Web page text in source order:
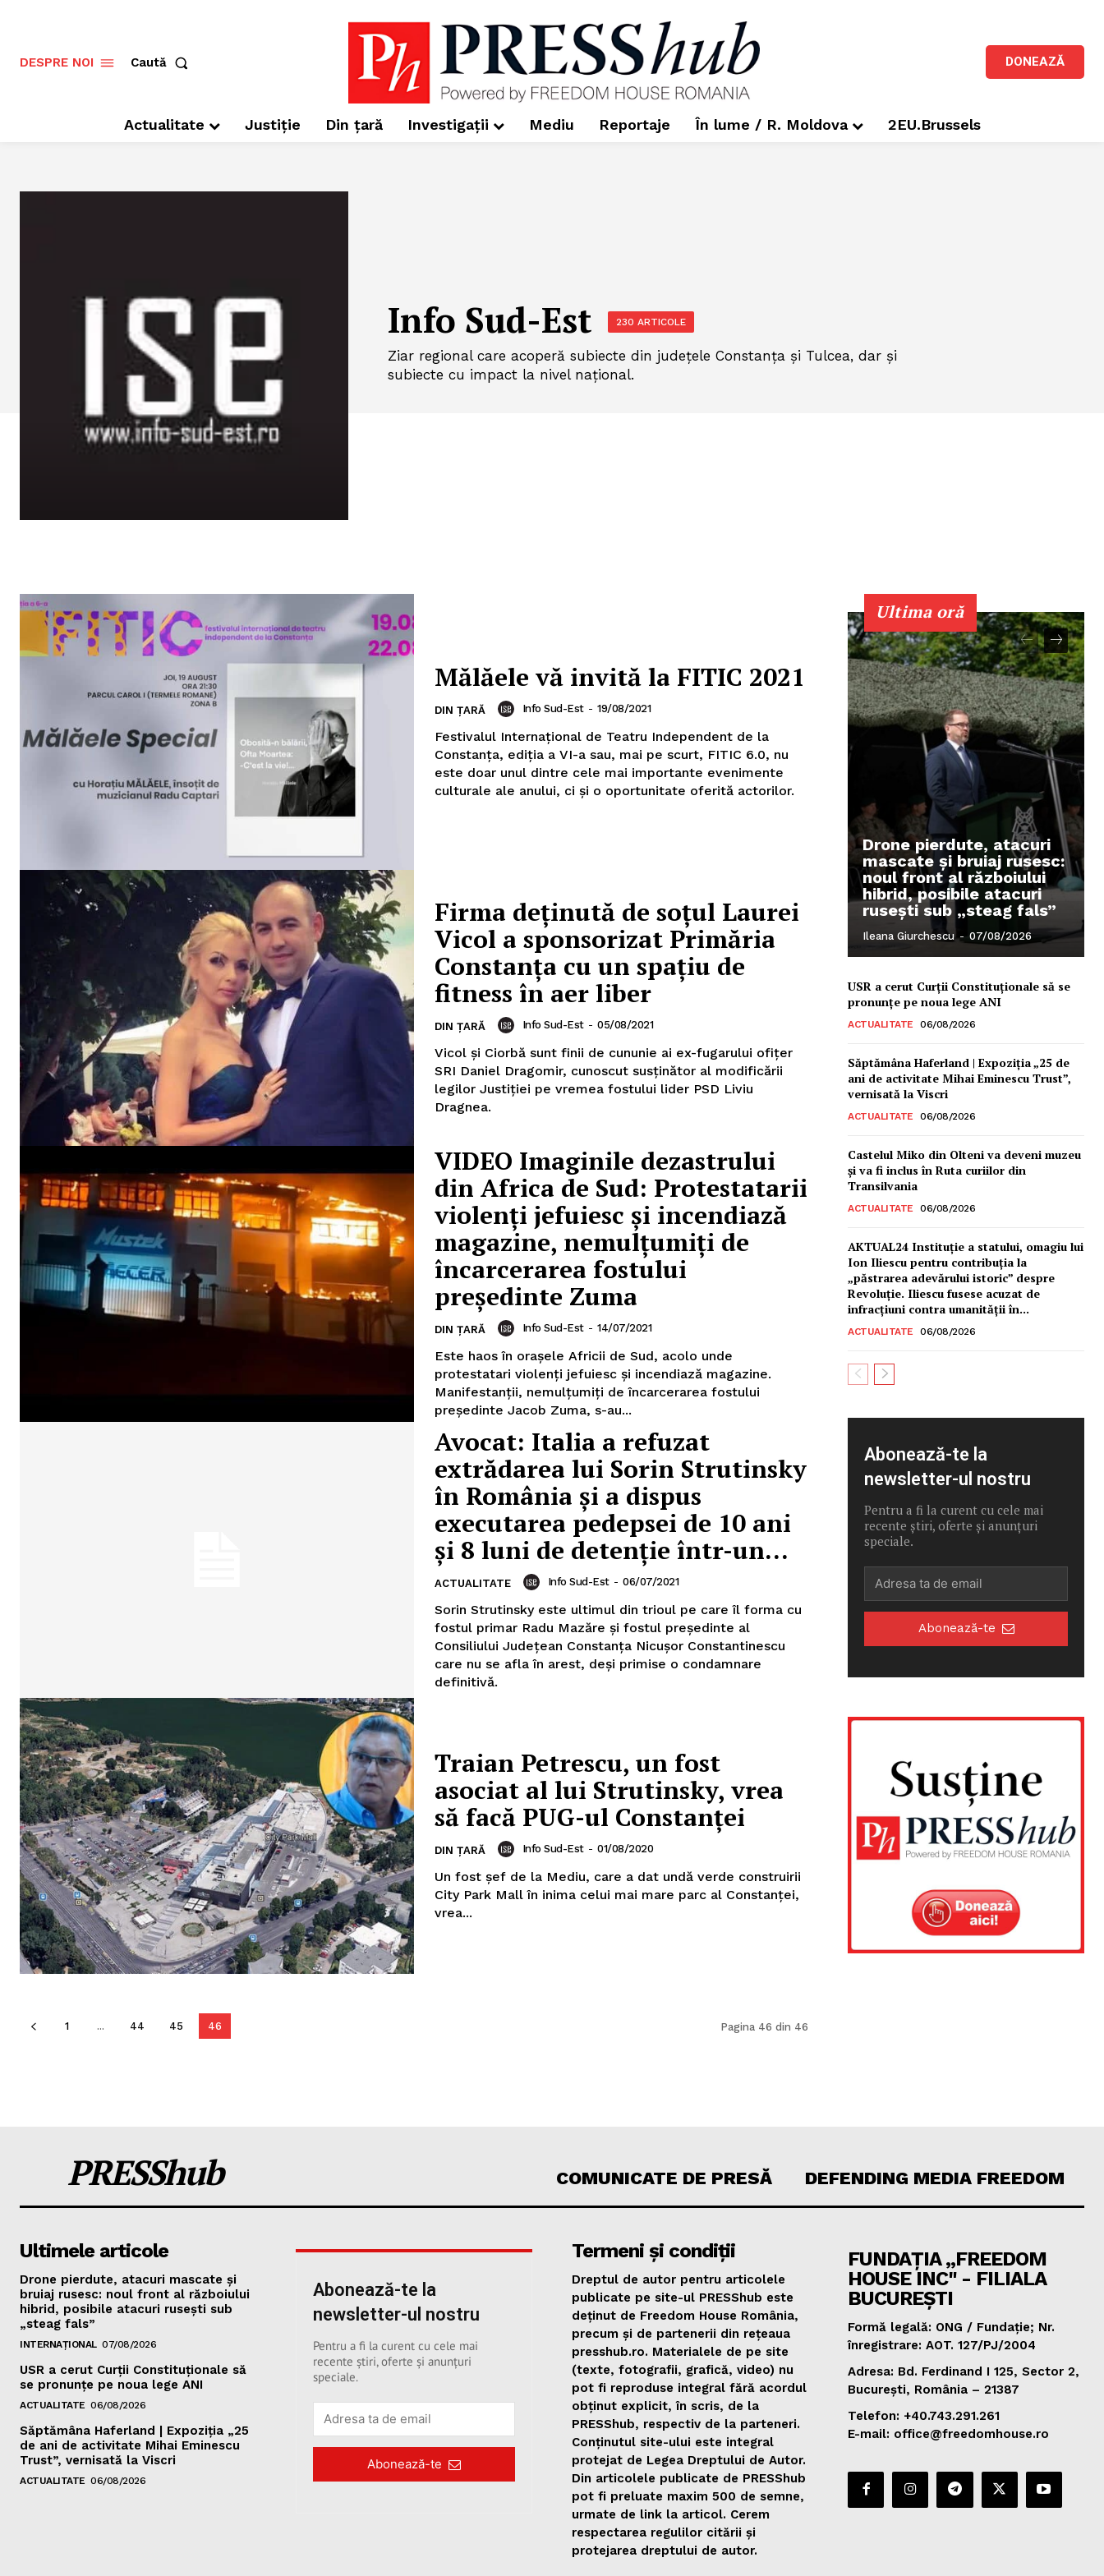
FREEDOM HOUSE
PRESShub
Proiecte editoriale
Rețea
Contact
DESPRE NOI Caută DONEAZĂ
Actualitate Justiție Din țară Investigații Mediu Reportaje În lume / R. Moldova 2EU.Brussels
Info Sud-Est 230 ARTICOLE
Ziar regional care acoperă subiecte din județele Constanța și Tulcea, dar și
subiecte cu impact la nivel național.
Mălăele vă invită la FITIC 2021
DIN ȚARĂ Info Sud-Est - 19/08/2021
Festivalul Internaţional de Teatru Independent de la
Constanţa, ediţia a VI-a sau, mai pe scurt, FITIC 6.0, nu
este doar unul dintre cele mai importante evenimente
culturale ale anului, ci şi o oportunitate oferită actorilor.
Firma deținută de soțul Laurei
Vicol a sponsorizat Primăria
Constanța cu un spațiu de
fitness în aer liber
DIN ȚARĂ Info Sud-Est - 05/08/2021
Vicol și Ciorbă sunt finii de cununie ai ex-fugarului ofițer
SRI Daniel Dragomir, cunoscut susținător al modificării
legilor Justiției pe vremea fostului lider PSD Liviu
Dragnea.
VIDEO Imaginile dezastrului
din Africa de Sud: Protestatarii
violenți jefuiesc și incendiază
magazine, nemulțumiți de
încarcerarea fostului
președinte Zuma
DIN ȚARĂ Info Sud-Est - 14/07/2021
Este haos în orașele Africii de Sud, acolo unde
protestatari violenți jefuiesc și incendiază magazine.
Manifestanții, nemulțumiți de încarcerarea fostului
președinte Jacob Zuma, s-au...
Avocat: Italia a refuzat
extrădarea lui Sorin Strutinsky
în România şi a dispus
executarea pedepsei de 10 ani
şi 8 luni de detenţie într-un...
ACTUALITATE Info Sud-Est - 06/07/2021
Sorin Strutinsky este ultimul din trioul pe care îl forma cu
fostul primar Radu Mazăre și fostul președinte al
Consiliului Județean Constanța Nicușor Constantinescu
care nu se afla în arest, deși primise o condamnare
definitivă.
Traian Petrescu, un fost
asociat al lui Strutinsky, vrea
să facă PUG-ul Constanței
DIN ȚARĂ Info Sud-Est - 01/08/2020
Un fost șef de la Mediu, care a dat undă verde construirii
City Park Mall în inima celui mai mare parc al Constanței,
vrea...
1 ... 44 45 46 Pagina 46 din 46
Ultima oră
Drone pierdute, atacuri
mascate și bruiaj rusesc:
noul front al războiului
hibrid, posibile atacuri
rusești sub „steag fals”
Ileana Giurchescu - 07/08/2026
USR a cerut Curții Constituționale să se
pronunțe pe noua lege ANI
ACTUALITATE 06/08/2026
Săptămâna Haferland | Expoziţia „25 de
ani de activitate Mihai Eminescu Trust”,
vernisată la Viscri
ACTUALITATE 06/08/2026
Castelul Miko din Olteni va deveni muzeu
şi va fi inclus în Ruta curiilor din
Transilvania
ACTUALITATE 06/08/2026
AKTUAL24 Instituție a statului, omagiu lui
Ion Iliescu pentru contribuția la
„păstrarea adevărului istoric” despre
Revoluție. Iliescu fusese acuzat de
infracțiuni contra umanității în...
ACTUALITATE 06/08/2026
Abonează-te la
newsletter-ul nostru
Pentru a fi la curent cu cele mai
recente știri, oferte și anunțuri
speciale.
Abonează-te
PRESShub COMUNICATE DE PRESĂ DEFENDING MEDIA FREEDOM
Ultimele articole
Drone pierdute, atacuri mascate și
bruiaj rusesc: noul front al războiului
hibrid, posibile atacuri rusești sub
„steag fals”
INTERNAȚIONAL 07/08/2026
USR a cerut Curții Constituționale să
se pronunțe pe noua lege ANI
ACTUALITATE 06/08/2026
Săptămâna Haferland | Expoziţia „25
de ani de activitate Mihai Eminescu
Trust”, vernisată la Viscri
ACTUALITATE 06/08/2026
Abonează-te la
newsletter-ul nostru
Pentru a fi la curent cu cele mai
recente știri, oferte și anunțuri
speciale.
Abonează-te
Termeni și condiții
Dreptul de autor pentru articolele
publicate pe site-ul PRESShub este
deținut de Freedom House România,
precum și de partenerii din rețeaua
presshub.ro. Materialele de pe site
(texte, fotografii, grafică, video) nu
pot fi reproduse integral fără acordul
obținut explicit, în scris, de la
PRESShub, respectiv de la parteneri.
Conținutul site-ului este integral
protejat de Legea Dreptului de Autor.
Din articolele publicate de PRESShub
pot fi preluate maxim 500 de semne,
urmate de link la articol. Cerem
respectarea regulilor citării și
protejarea dreptului de autor.
FUNDAȚIA „FREEDOM
HOUSE INC" - FILIALA
BUCUREȘTI
Formă legală: ONG / Fundație; Nr.
înregistrare: AOT. 127/PJ/2004
Adresa: Bd. Ferdinand I 125, Sector 2,
București, România – 21387
Telefon: +40.743.291.261
E-mail: office@freedomhouse.ro